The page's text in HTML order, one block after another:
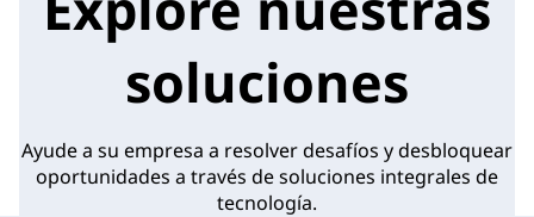
soluciones
Ayude a su empresa a resolver desafíos y desbloquear
oportunidades a través de soluciones integrales de
tecnología.